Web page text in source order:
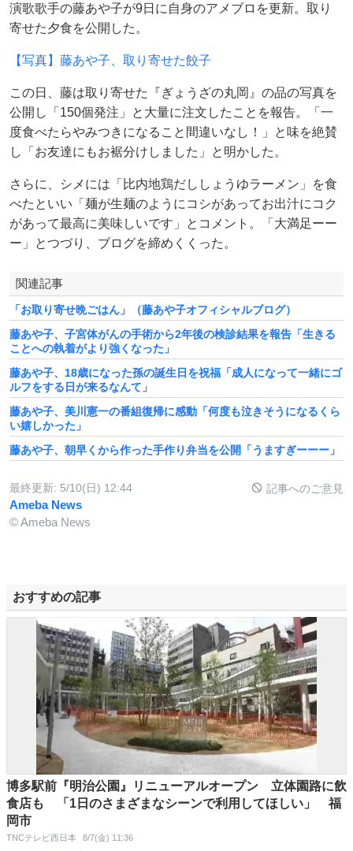
演歌歌手の藤あや子が9日に自身のアメブロを更新。取り
寄せた夕食を公開した。
【写真】藤あや子、取り寄せた餃子
この日、藤は取り寄せた『ぎょうざの丸岡』の品の写真を
公開し「150個発注」と大量に注文したことを報告。「一
度食べたらやみつきになること間違いなし！」と味を絶賛
し「お友達にもお裾分けしました」と明かした。
さらに、シメには「比内地鶏だししょうゆラーメン」を食
べたといい「麺が生麺のようにコシがあってお出汁にコク
があって最高に美味しいです」とコメント。「大満足ーー
ー」とつづり、ブログを締めくくった。
関連記事
「お取り寄せ晩ごはん」（藤あや子オフィシャルブログ）
藤あや子、子宮体がんの手術から2年後の検診結果を報告「生きる
ことへの執着がより強くなった」
藤あや子、18歳になった孫の誕生日を祝福「成人になって一緒にゴ
ルフをする日が来るなんて」
藤あや子、美川憲一の番組復帰に感動「何度も泣きそうになるくら
い嬉しかった」
藤あや子、朝早くから作った手作り弁当を公開「うますぎーーー」
最終更新: 5/10(日) 12:44 記事へのご意見
Ameba News
© Ameba News
おすすめの記事
博多駅前『明治公園』リニューアルオープン 立体園路に飲
食店も 「1日のさまざまなシーンで利用してほしい」 福
岡市
TNCテレビ西日本 8/7(金) 11:36